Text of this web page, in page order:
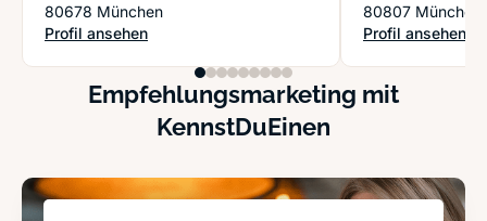
80678 München
Profil ansehen
: McPhone.net iPhone Reparatur Service
80807 München
Profil ansehen
: my-iphone-
Empfehlungsmarketing mit
KennstDuEinen